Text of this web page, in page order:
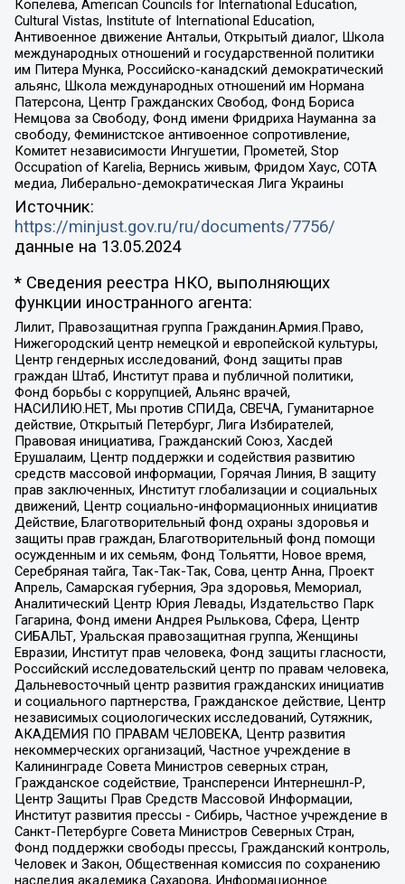
Копелева, American Councils for International Education,
Cultural Vistas, Institute of International Education,
Антивоенное движение Антальи, Открытый диалог, Школа
международных отношений и государственной политики
им Питера Мунка, Российско-канадский демократический
альянс, Школа международных отношений им Нормана
Патерсона, Центр Гражданских Свобод, Фонд Бориса
Немцова за Свободу, Фонд имени Фридриха Науманна за
свободу, Феминистское антивоенное сопротивление,
Комитет независимости Ингушетии, Прометей, Stop
Occupation of Karelia, Вернись живым, Фридом Хаус, СОТА
медиа, Либерально-демократическая Лига Украины
Источник:
https://minjust.gov.ru/ru/documents/7756/
данные на 13.05.2024
* Сведения реестра НКО, выполняющих
функции иностранного агента:
Лилит, Правозащитная группа Гражданин.Армия.Право,
Нижегородский центр немецкой и европейской культуры,
Центр гендерных исследований, Фонд защиты прав
граждан Штаб, Институт права и публичной политики,
Фонд борьбы с коррупцией, Альянс врачей,
НАСИЛИЮ.НЕТ, Мы против СПИДа, СВЕЧА, Гуманитарное
действие, Открытый Петербург, Лига Избирателей,
Правовая инициатива, Гражданский Союз, Хасдей
Ерушалаим, Центр поддержки и содействия развитию
средств массовой информации, Горячая Линия, В защиту
прав заключенных, Институт глобализации и социальных
движений, Центр социально-информационных инициатив
Действие, Благотворительный фонд охраны здоровья и
защиты прав граждан, Благотворительный фонд помощи
осужденным и их семьям, Фонд Тольятти, Новое время,
Серебряная тайга, Так-Так-Так, Сова, центр Анна, Проект
Апрель, Самарская губерния, Эра здоровья, Мемориал,
Аналитический Центр Юрия Левады, Издательство Парк
Гагарина, Фонд имени Андрея Рылькова, Сфера, Центр
СИБАЛЬТ, Уральская правозащитная группа, Женщины
Евразии, Институт прав человека, Фонд защиты гласности,
Российский исследовательский центр по правам человека,
Дальневосточный центр развития гражданских инициатив
и социального партнерства, Гражданское действие, Центр
независимых социологических исследований, Сутяжник,
АКАДЕМИЯ ПО ПРАВАМ ЧЕЛОВЕКА, Центр развития
некоммерческих организаций, Частное учреждение в
Калининграде Совета Министров северных стран,
Гражданское содействие, Трансперенси Интернешнл-Р,
Центр Защиты Прав Средств Массовой Информации,
Институт развития прессы - Сибирь, Частное учреждение в
Санкт-Петербурге Совета Министров Северных Стран,
Фонд поддержки свободы прессы, Гражданский контроль,
Человек и Закон, Общественная комиссия по сохранению